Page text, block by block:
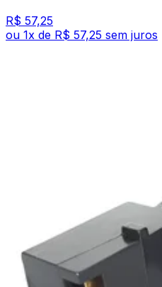
R$ 57,25
ou 1x de R$ 57,25 sem juros